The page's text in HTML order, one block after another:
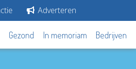
Adverteren
Gezond In memoriam Bedrijven